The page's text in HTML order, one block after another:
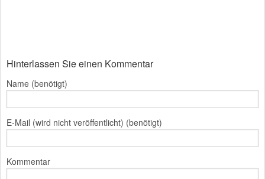
Hinterlassen Sie einen Kommentar
Name (benötigt)
E-Mail (wird nicht veröffentlicht) (benötigt)
Kommentar